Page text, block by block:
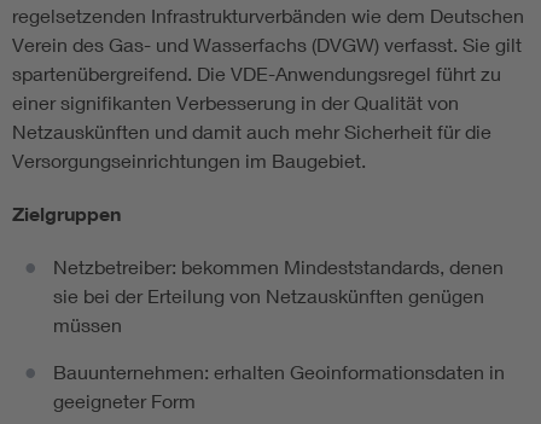
regelsetzenden Infrastrukturverbänden wie dem Deutschen
Verein des Gas- und Wasserfachs (DVGW) verfasst. Sie gilt
spartenübergreifend. Die VDE-Anwendungsregel führt zu
einer signifikanten Verbesserung in der Qualität von
Netzauskünften und damit auch mehr Sicherheit für die
Versorgungseinrichtungen im Baugebiet.
Zielgruppen
Netzbetreiber: bekommen Mindeststandards, denen
sie bei der Erteilung von Netzauskünften genügen
müssen
Bauunternehmen: erhalten Geoinformationsdaten in
geeigneter Form